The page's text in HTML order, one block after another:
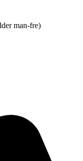
man-fre)